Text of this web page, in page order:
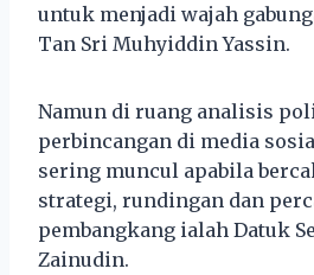
untuk menjadi wajah
Tan Sri Muhyiddin Yassin.
Namun di ruang analisis
perbincangan di media
sering muncul apabila
strategi, rundingan dan
pembangkang ialah Datuk
Zainudin.